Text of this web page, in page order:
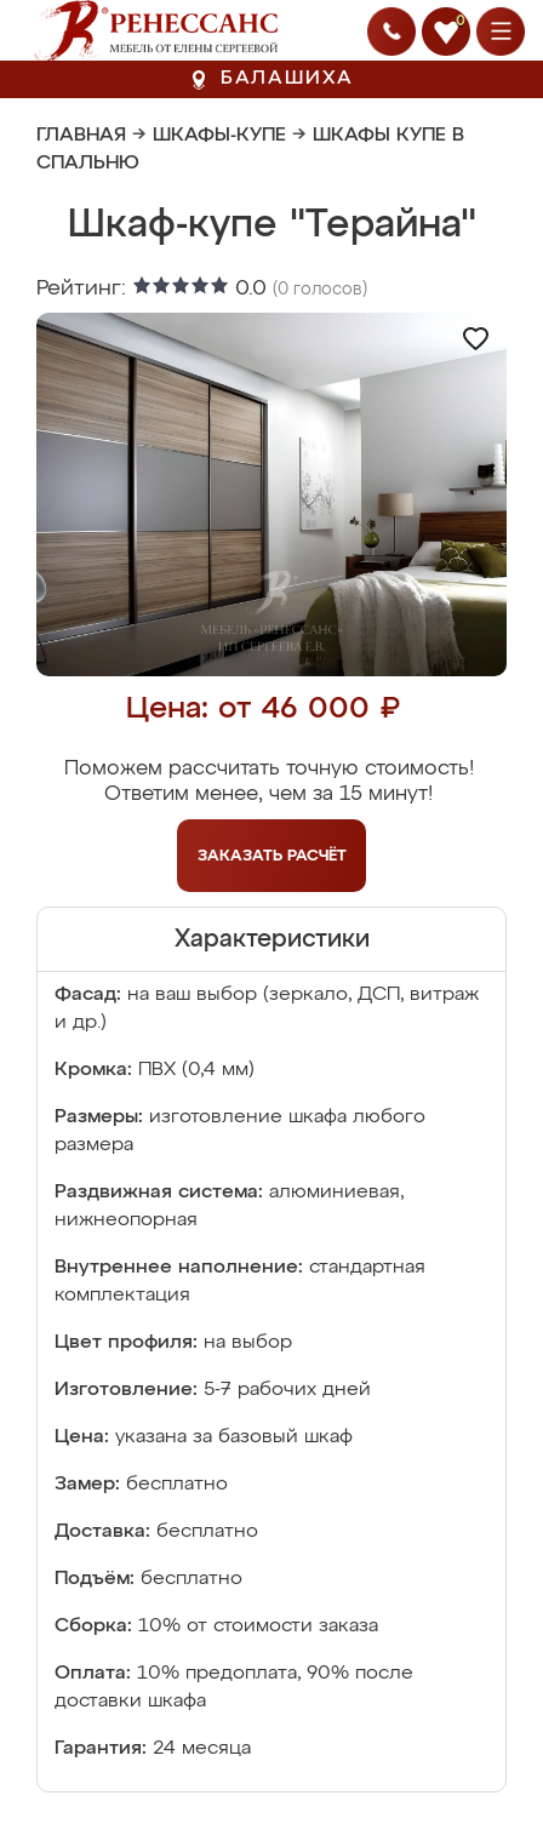
0
БАЛАШИХА
ГЛАВНАЯ → ШКАФЫ-КУПЕ → ШКАФЫ КУПЕ В
СПАЛЬНЮ
Шкаф-купе "Терайна"
Рейтинг: 0.0 (0 голосов)
Цена: от 46 000 ₽
Поможем рассчитать точную стоимость!
Ответим менее, чем за 15 минут!
ЗАКАЗАТЬ РАСЧЁТ
Характеристики
Фасад: на ваш выбор (зеркало, ДСП, витраж
и др.)
Кромка: ПВХ (0,4 мм)
Размеры: изготовление шкафа любого
размера
Раздвижная система: алюминиевая,
нижнеопорная
Внутреннее наполнение: стандартная
комплектация
Цвет профиля: на выбор
Изготовление: 5-7 рабочих дней
Цена: указана за базовый шкаф
Замер: бесплатно
Доставка: бесплатно
Подъём: бесплатно
Сборка: 10% от стоимости заказа
Оплата: 10% предоплата, 90% после
доставки шкафа
Гарантия: 24 месяца